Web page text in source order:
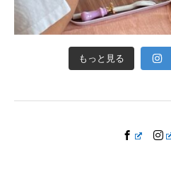
もっと見る